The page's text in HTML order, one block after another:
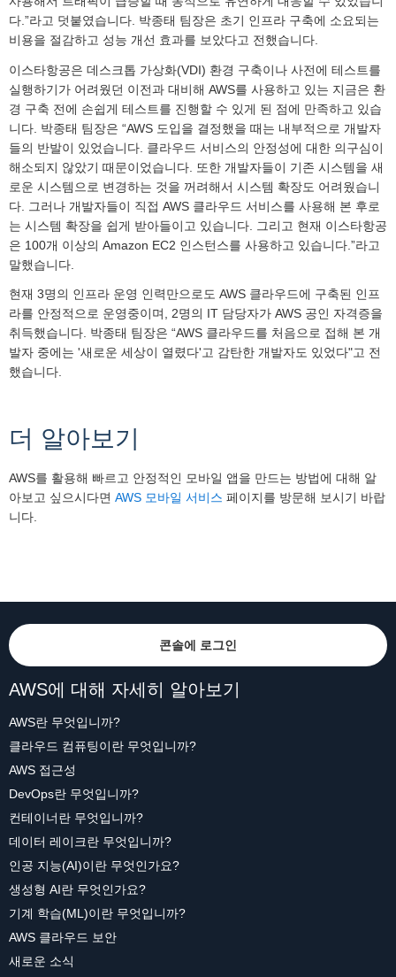
다.”라고 덧붙였습니다. 박종태 팀장은 초기 인프라 구축에 소요되는
비용을 절감하고 성능 개선 효과를 보았다고 전했습니다.
이스타항공은 데스크톱 가상화(VDI) 환경 구축이나 사전에 테스트를
실행하기가 어려웠던 이전과 대비해 AWS를 사용하고 있는 지금은 환
경 구축 전에 손쉽게 테스트를 진행할 수 있게 된 점에 만족하고 있습
니다. 박종태 팀장은 “AWS 도입을 결정했을 때는 내부적으로 개발자
들의 반발이 있었습니다. 클라우드 서비스의 안정성에 대한 의구심이
해소되지 않았기 때문이었습니다. 또한 개발자들이 기존 시스템을 새
로운 시스템으로 변경하는 것을 꺼려해서 시스템 확장도 어려웠습니
다. 그러나 개발자들이 직접 AWS 클라우드 서비스를 사용해 본 후로
는 시스템 확장을 쉽게 받아들이고 있습니다. 그리고 현재 이스타항공
은 100개 이상의 Amazon EC2 인스턴스를 사용하고 있습니다.”라고
말했습니다.
현재 3명의 인프라 운영 인력만으로도 AWS 클라우드에 구축된 인프
라를 안정적으로 운영중이며, 2명의 IT 담당자가 AWS 공인 자격증을
취득했습니다. 박종태 팀장은 “AWS 클라우드를 처음으로 접해 본 개
발자 중에는 '새로운 세상이 열렸다'고 감탄한 개발자도 있었다"고 전
했습니다.
더 알아보기
AWS를 활용해 빠르고 안정적인 모바일 앱을 만드는 방법에 대해 알
아보고 싶으시다면 AWS 모바일 서비스 페이지를 방문해 보시기 바랍
니다.
콘솔에 로그인
AWS에 대해 자세히 알아보기
AWS란 무엇입니까?
클라우드 컴퓨팅이란 무엇입니까?
AWS 접근성
DevOps란 무엇입니까?
컨테이너란 무엇입니까?
데이터 레이크란 무엇입니까?
인공 지능(AI)이란 무엇인가요?
생성형 AI란 무엇인가요?
기계 학습(ML)이란 무엇입니까?
AWS 클라우드 보안
새로운 소식